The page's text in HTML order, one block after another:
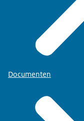
Documenten